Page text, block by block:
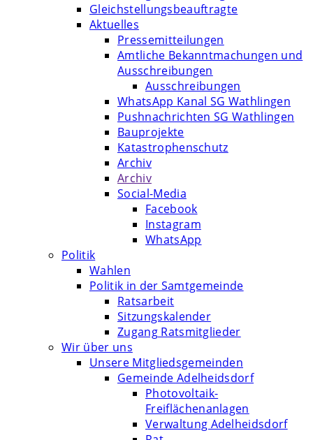
Gleichstellungsbeauftragte
Aktuelles
Pressemitteilungen
Amtliche Bekanntmachungen und
Ausschreibungen
Ausschreibungen
WhatsApp Kanal SG Wathlingen
Pushnachrichten SG Wathlingen
Bauprojekte
Katastrophenschutz
Archiv
Archiv
Social-Media
Facebook
Instagram
WhatsApp
Politik
Wahlen
Politik in der Samtgemeinde
Ratsarbeit
Sitzungskalender
Zugang Ratsmitglieder
Wir über uns
Unsere Mitgliedsgemeinden
Gemeinde Adelheidsdorf
Photovoltaik-
Freiflächenanlagen
Verwaltung Adelheidsdorf